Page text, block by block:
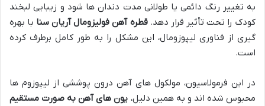
به تغییر رنگ دائمی یا طولانی مدت دندان ها شود و زیبایی لبخند
کودک را تحت تأثیر قرار دهد.قطره آهن فولیزومال آریان سنا با بهره
گیری از فناوری لیپوزومال، این مشکل را به طور کامل برطرف کرده
است.
در این فرمولاسیون، مولکول های آهن درون پوششی از لیپوزوم ها
محبوس شده اند و به همین دلیل، یون های آهن به صورت مستقیم